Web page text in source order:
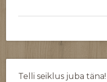
Telli seiklus juba täna!